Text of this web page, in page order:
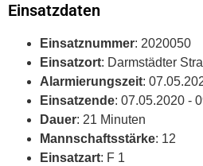
Einsatzdaten
Einsatznummer: 2020050
Einsatzort: Darmstädter
Alarmierungszeit:
Einsatzende: 07.05.2020 -
Dauer: 21 Minuten
Mannschaftsstärke: 12
Einsatzart: F 1